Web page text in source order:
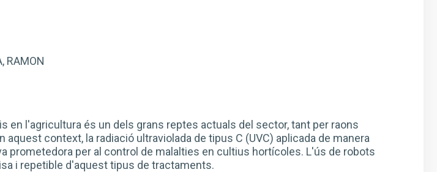
RAMON
en l'agricultura és un dels grans reptes actuals del sector, tant per raons
context, la radiació ultraviolada de tipus C (UVC) aplicada de manera
prometedora per al control de malalties en cultius hortícoles. L'ús de robots
i repetible d'aquest tipus de tractaments.